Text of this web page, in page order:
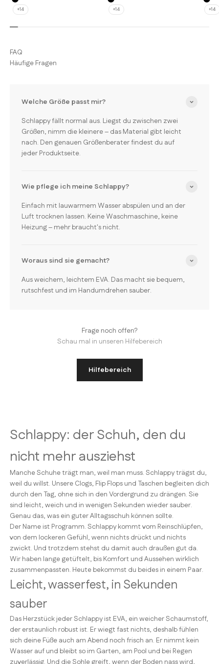
Schwarz
+14
Schwarz
+14 +14
FAQ
Häufige Fragen
Welche Größe passt mir?
Schlappy fällt normal aus. Liegst du zwischen zwei
Größen, nimm die kleinere – das Material gibt leicht
nach. Den genauen Größenberater findest du auf
jeder Produktseite.
Wie pflege ich meine Schlappy?
Einfach mit lauwarmem Wasser abspülen und an der
Luft trocknen lassen. Keine Waschmaschine, keine
Heizung – mehr braucht's nicht.
Woraus sind sie gemacht?
Aus weichem, leichtem EVA. Das macht sie bequem,
rutschfest und im Handumdrehen sauber.
Frage noch offen?
Schau mal in unseren Hilfebereich
Hilfebereich
Schlappy: der Schuh, den du
nicht mehr ausziehst
Manche Schuhe trägt man, weil man muss. Schlappy trägst du,
weil du willst. Unsere Clogs, Flip Flops und Taschen begleiten dich
durch den Tag, ohne sich in den Vordergrund zu drängen. Sie
sind leicht, weich und in wenigen Sekunden wieder sauber.
Genau das, was ein guter Alltagsschuh können sollte.
Der Name ist Programm. Schlappy kommt vom Reinschlüpfen,
von dem lockeren Gefühl, wenn nichts drückt und nichts
zwickt. Und trotzdem stehst du damit auch draußen gut da.
Wir haben lange getüftelt, bis Komfort und Aussehen wirklich
zusammenpassten. Heute bekommst du beides in einem Paar.
Leicht, wasserfest, in Sekunden
sauber
Das Herzstück jeder Schlappy ist EVA, ein weicher Schaumstoff,
der erstaunlich robust ist. Er wiegt fast nichts, deshalb fühlen
sich deine Füße auch am Abend noch frisch an. Er nimmt kein
Wasser auf und bleibt so im Garten, am Pool und bei Regen
zuverlässig. Und die Sohle greift, wenn der Boden nass wird,